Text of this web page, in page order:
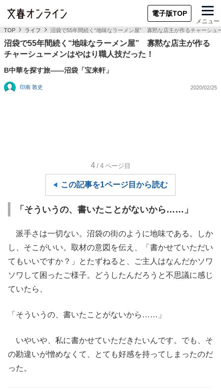
電子版TOP
メニュー
TOP ライフ 沼袋で55年間続く“地味なラーメン屋” 寡黙な店主が作るチャーシュ
沼袋で55年間続く“地味なラーメン屋” 寡黙な店主が作る
チャーシューメンはやはり職人技だった！
B中華を探す旅――沼袋「宝来軒」
印南 敦史 2020/02/25
4 /4 ページ目
この記事を1ページ目から読む
「そういうの、書いたことがないから……」
派手さは一切ない。沼袋の街のように地味である。しか
し、そこがいい。取材の意図を伝え、「書かせていただい
てもいいですか？」とたずねると、ご主人はなんだかソワ
ソワして困ったご様子。どうしたんだろうと不思議に感じ
ていたら、
「そういうの、書いたことがないから……」
いやいや、私に書かせていただきたいんです。でも、そ
の勘違いが憎めなくて、とても好感を持ってしまったのだ
った。